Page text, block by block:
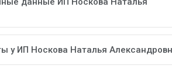
у ИП Носкова Наталья